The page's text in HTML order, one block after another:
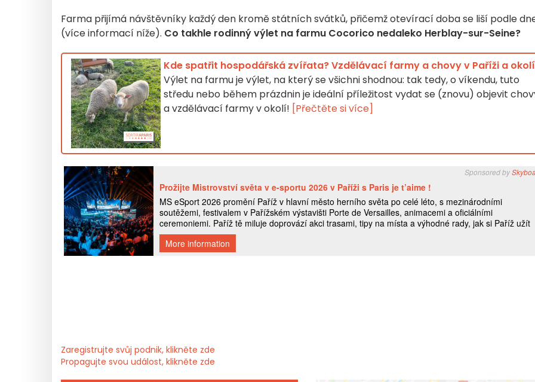
Farma přijímá návštěvníky každý den kromě státních svátků, přičemž otevírací doba se liší podle
(více informací níže). Co takhle rodinný výlet na farmu Cocorico nedaleko Herblay-sur-Seine?
Kde spatřit hospodářská zvířata? Vzdělávací farmy a chovy v Paříži a okolí
Výlet na farmu je výlet, na který se všichni shodnou: tak tedy, o víkendu, tuto
středu nebo během prázdnin je ideální příležitost vydat se (znovu) objevit
a vzdělávací farmy v okolí! [Přečtěte si více]
Zaregistrujte svůj podnik, klikněte zde
Propagujte svou událost, klikněte zde